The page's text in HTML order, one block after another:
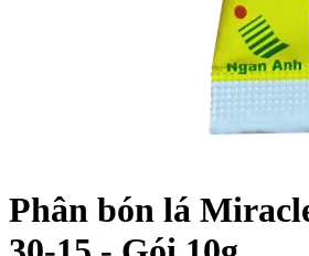
Phân bón lá